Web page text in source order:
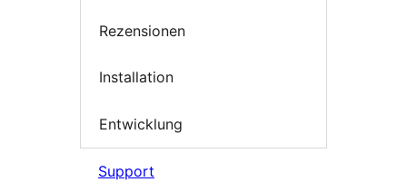
Rezensionen
Installation
Entwicklung
Support